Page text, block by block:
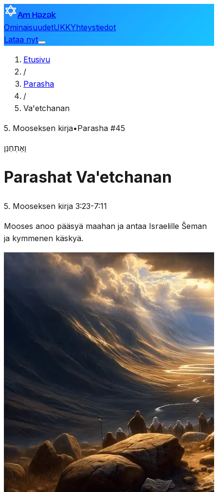
Am Hazak
OminaisuudetUKKYhteystiedot
Lataa nyt
Etusivu
/
Parasha
/
Va'etchanan
5. Mooseksen kirja•Parasha #45
וָאֶתְחַנַּן
Parashat Va'etchanan
5. Mooseksen kirja 3:23-7:11
Mooses anoo pääsyä maahan ja antaa Israelille Šeman
ja kymmenen käskyä.